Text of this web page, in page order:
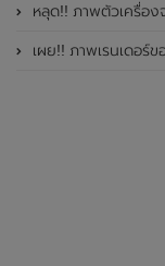
หลุด!! ภาพตัวเครื่องจริงของสมาร์
เผย!! ภาพเรนเดอร์ของสมาร์ทโฟน